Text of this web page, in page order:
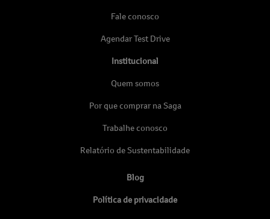
Fale conosco
Agendar Test Drive
Institucional
Quem somos
Por que comprar na Saga
Trabalhe conosco
Relatório de Sustentabilidade
Blog
Política de privacidade